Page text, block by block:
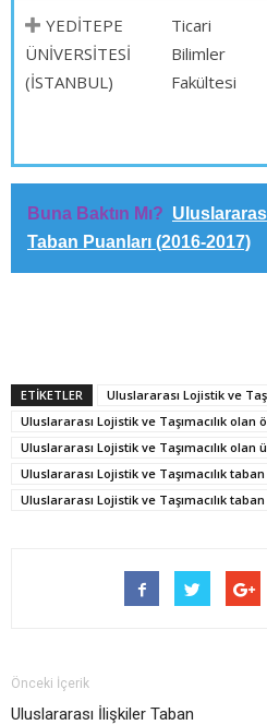
YEDİTEPE
ÜNİVERSİTESİ
(İSTANBUL)
Ticari
Bilimler
Fakültesi
Buna Baktın Mı?
Taban Puanları (2016-2017)
ETİKETLER
Uluslararası Lojistik ve
Uluslararası Lojistik ve Taşımacılık
Uluslararası Lojistik ve Taşımacılık olan
Uluslararası Lojistik ve Taşımacılık
Uluslararası Lojistik ve Taşımacılık
Önceki İçerik
Uluslararası İlişkiler Taban